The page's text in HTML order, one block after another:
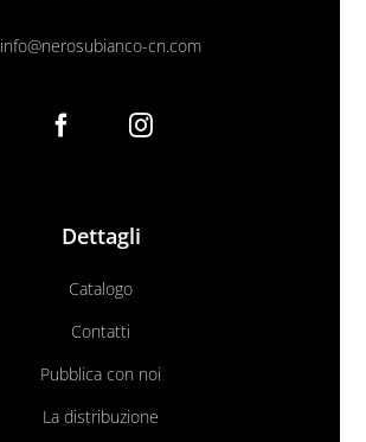
info@nerosubianco-cn.com
Dettagli
Catalogo
Contatti
Pubblica con noi
La distribuzione